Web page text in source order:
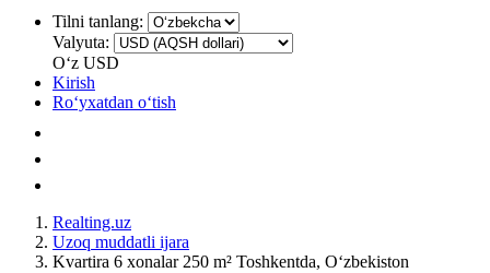
Tilni tanlang:
Valyuta:
Oʻz USD
Kirish
Roʻyxatdan oʻtish
Realting.uz
Uzoq muddatli ijara
Kvartira 6 xonalar 250 m² Toshkentda, Oʻzbekiston